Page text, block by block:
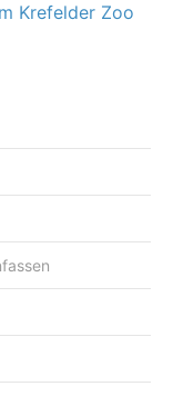
Krefelder Zoo